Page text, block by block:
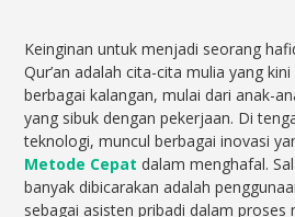
Keinginan untuk menjadi seorang
Qur’an adalah cita-cita mulia yang
berbagai kalangan, mulai dari anak-
yang sibuk dengan pekerjaan. Di
teknologi, muncul berbagai inovasi
Metode Cepat dalam menghafal.
banyak dibicarakan adalah
sebagai asisten pribadi dalam